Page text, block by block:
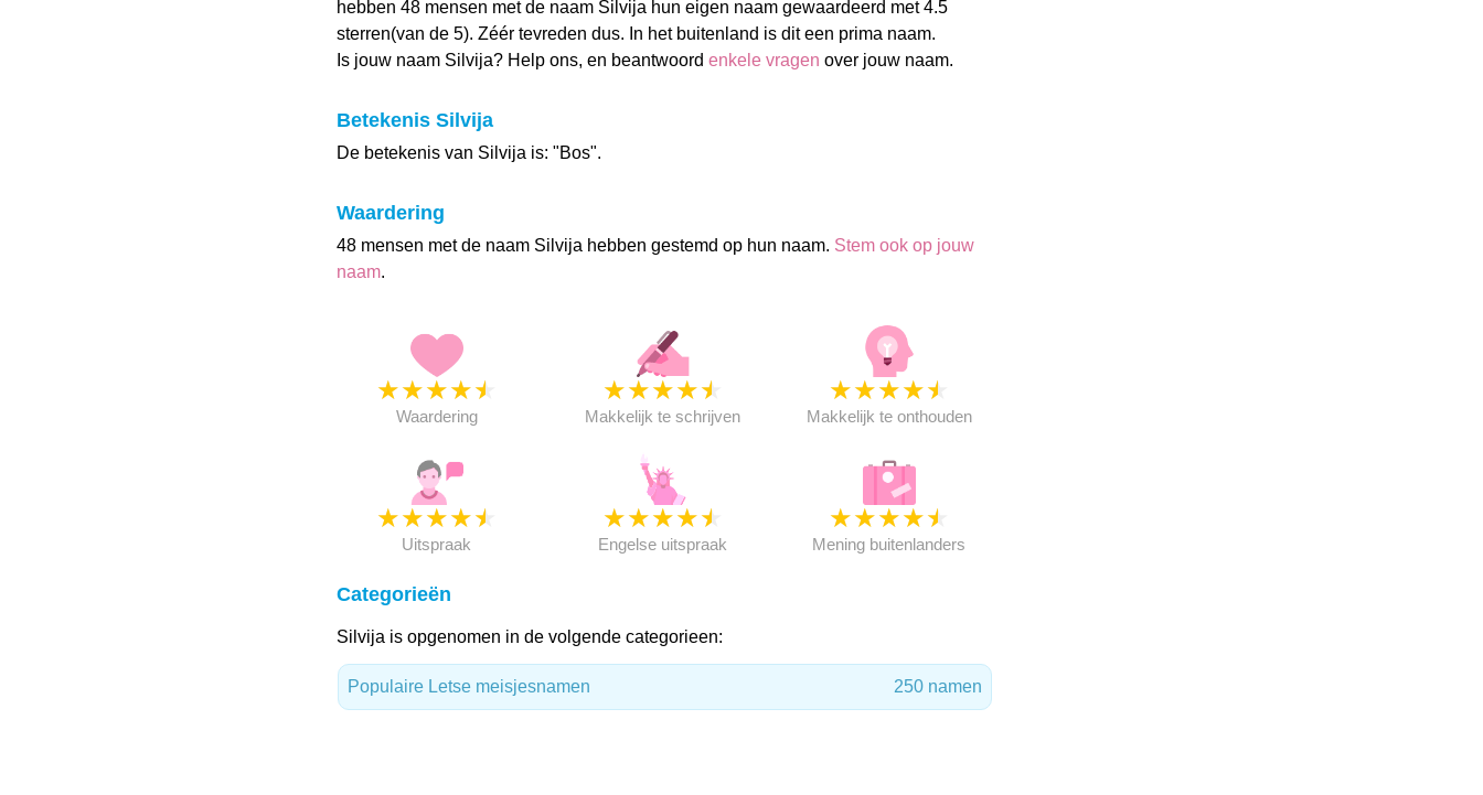
hebben 48 mensen met de naam Silvija hun eigen naam gewaardeerd met 4.5
sterren(van de 5). Zéér tevreden dus. In het buitenland is dit een prima naam.
Is jouw naam Silvija? Help ons, en beantwoord enkele vragen over jouw naam.
Betekenis Silvija
De betekenis van Silvija is: "Bos".
Waardering
48 mensen met de naam Silvija hebben gestemd op hun naam. Stem ook op jouw
naam.
★★★★★
Waardering
★★★★★
Makkelijk te schrijven
★★★★★
Makkelijk te onthouden
★★★★★
Uitspraak
★★★★★
Engelse uitspraak
★★★★★
Mening buitenlanders
Categorieën
Silvija is opgenomen in de volgende categorieen:
Populaire Letse meisjesnamen 250 namen